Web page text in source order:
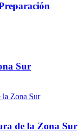
Sur
de la Zona Sur